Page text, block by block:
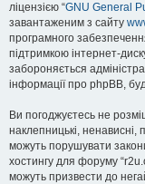
ліцензією “GNU General
завантаженим з сайту
програмного
підтримкою інтернет-
забороняється
інформації про phpBB,
Ви погоджуєтесь не
наклепницькі, ненависні,
можуть порушувати
хостингу для форуму
можуть призвести до